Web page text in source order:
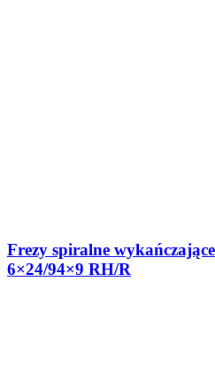
Frezy spiralne
6×24/94×9 RH/R